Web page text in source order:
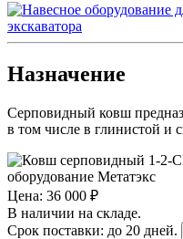
экскаватора
Назначение
Серповидный ковш
в том числе в глинистой и
Цена: 36 000 ₽
В наличии на складе.
Срок поставки: до 20 дней.